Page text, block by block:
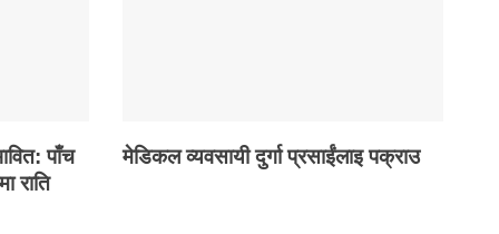
पाँच
राति
मेडिकल व्यवसायी दुर्गा प्रसाईंलाइ पक्राउ